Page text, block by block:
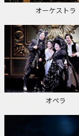
オーケストラ
オペラ